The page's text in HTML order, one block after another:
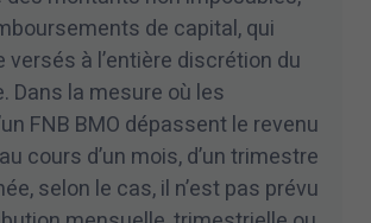
de capital, qui
versés à l’entière discrétion du
Dans la mesure où les
FNB BMO dépassent le revenu
cours d’un mois, d’un trimestre
selon le cas, il n’est pas prévu